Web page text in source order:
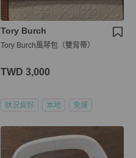
Tory Burch
Tory Burch風琴包（雙背帶）
TWD 3,000
狀況良好 本地 免運